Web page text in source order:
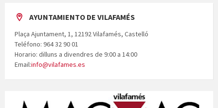
AYUNTAMIENTO DE VILAFAMÉS
Plaça Ajuntament, 1, 12192 Vilafamés, Castelló
Teléfono: 964 32 90 01
Horario: dilluns a divendres de 9:00 a 14:00
Email:info@vilafames.es